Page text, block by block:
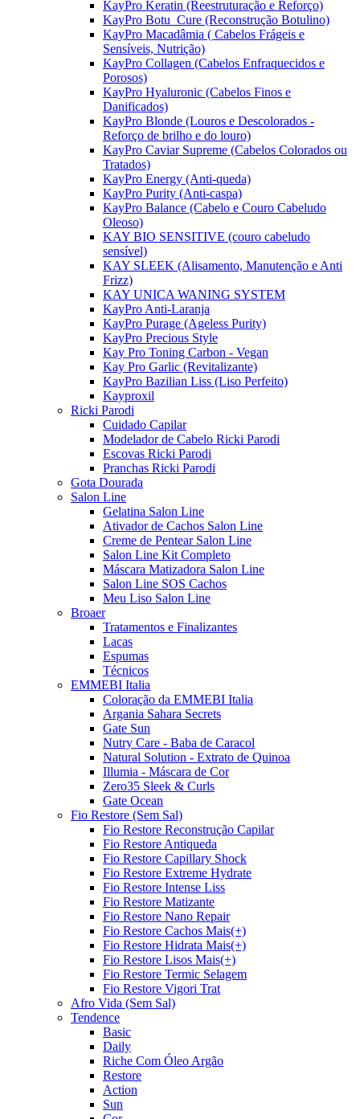
KayPro Keratin (Reestruturação e Reforço)
KayPro Botu_Cure (Reconstrução Botulino)
KayPro Macadâmia ( Cabelos Frágeis e
Sensíveis, Nutrição)
KayPro Collagen (Cabelos Enfraquecidos e
Porosos)
KayPro Hyaluronic (Cabelos Finos e
Danificados)
KayPro Blonde (Louros e Descolorados -
Reforço de brilho e do louro)
KayPro Caviar Supreme (Cabelos Colorados ou
Tratados)
KayPro Energy (Anti-queda)
KayPro Purity (Anti-caspa)
KayPro Balance (Cabelo e Couro Cabeludo
Oleoso)
KAY BIO SENSITIVE (couro cabeludo
sensível)
KAY SLEEK (Alisamento, Manutenção e Anti
Frizz)
KAY UNICA WANING SYSTEM
KayPro Anti-Laranja
KayPro Purage (Ageless Purity)
KayPro Precious Style
Kay Pro Toning Carbon - Vegan
Kay Pro Garlic (Revitalizante)
KayPro Bazilian Liss (Liso Perfeito)
Kayproxil
Ricki Parodi
Cuidado Capilar
Modelador de Cabelo Ricki Parodi
Escovas Ricki Parodi
Pranchas Ricki Parodi
Gota Dourada
Salon Line
Gelatina Salon Line
Ativador de Cachos Salon Line
Creme de Pentear Salon Line
Salon Line Kit Completo
Máscara Matizadora Salon Line
Salon Line SOS Cachos
Meu Liso Salon Line
Broaer
Tratamentos e Finalizantes
Lacas
Espumas
Técnicos
EMMEBI Italia
Coloração da EMMEBI Italia
Argania Sahara Secrets
Gate Sun
Nutry Care - Baba de Caracol
Natural Solution - Extrato de Quinoa
Illumia - Máscara de Cor
Zero35 Sleek & Curls
Gate Ocean
Fio Restore (Sem Sal)
Fio Restore Reconstrução Capilar
Fio Restore Antiqueda
Fio Restore Capillary Shock
Fio Restore Extreme Hydrate
Fio Restore Intense Liss
Fio Restore Matizante
Fio Restore Nano Repair
Fio Restore Cachos Mais(+)
Fio Restore Hidrata Mais(+)
Fio Restore Lisos Mais(+)
Fio Restore Termic Selagem
Fio Restore Vigori Trat
Afro Vida (Sem Sal)
Tendence
Basic
Daily
Riche Com Óleo Argão
Restore
Action
Sun